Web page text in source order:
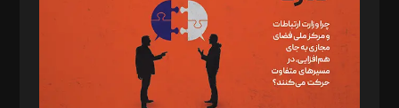
ویرایش: نگار استاد‌‌آقا
طراح یونیفرم: مجید توکلی
فیلمبرداری و عکاسی: امیر شفیعی، مانی لطفی زاده
گرافیک و صفحه‌آرایی: سید‌سبحان‌علی ثابت